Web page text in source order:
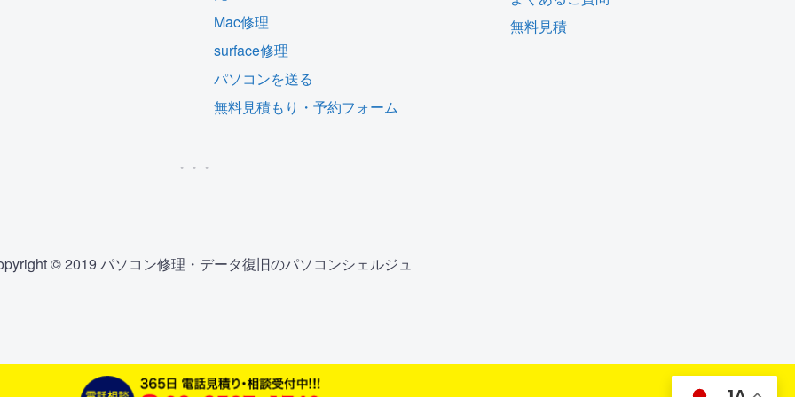
Mac修理
surface修理
パソコンを送る
無料見積もり・予約フォーム
無料見積
© 2019 パソコン修理・データ復旧のパソコンシェルジュ